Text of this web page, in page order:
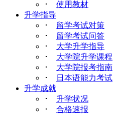
･ 使用教材
升学指导
･ 留学考试对策
･ 留学考试问答
･ 大学升学指导
･ 大学院升学课程
･ 大学院报考指南
･
日本语能力考试
升学成就
･ 升学状况
･ 合格速报